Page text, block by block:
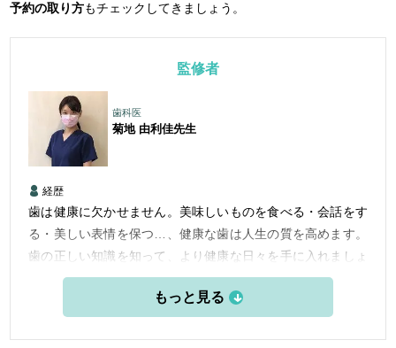
予約の取り方もチェックしてきましょう。
監修者
歯科医
菊地 由利佳先生
経歴
歯は健康に欠かせません。美味しいものを食べる・会話をす
る・美しい表情を保つ…、健康な歯は人生の質を高めます。
歯の正しい知識を知って、より健康な日々を手に入れましょ